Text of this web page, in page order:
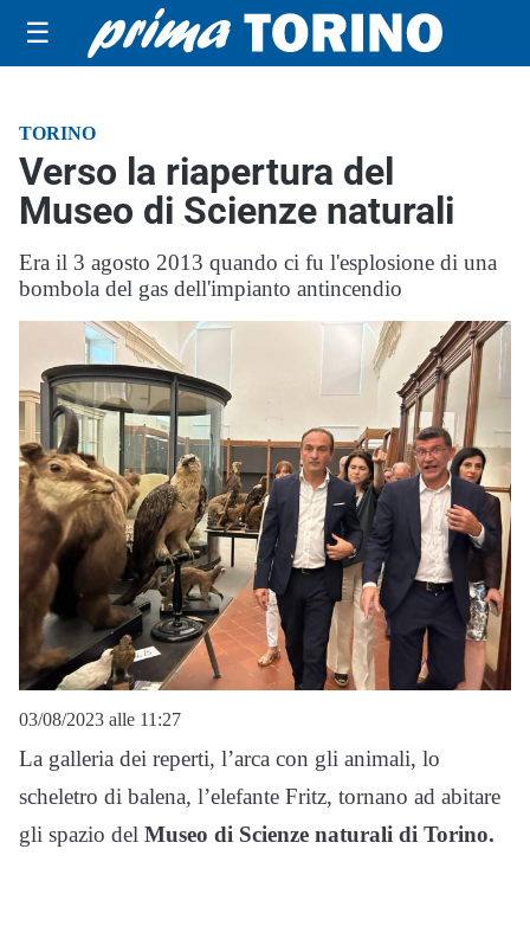
☰
TORINO
Verso la riapertura del
Museo di Scienze naturali
Era il 3 agosto 2013 quando ci fu l'esplosione di una
bombola del gas dell'impianto antincendio
03/08/2023 alle 11:27
La galleria dei reperti, l’arca con gli animali, lo
scheletro di balena, l’elefante Fritz, tornano ad abitare
gli spazio del Museo di Scienze naturali di Torino.